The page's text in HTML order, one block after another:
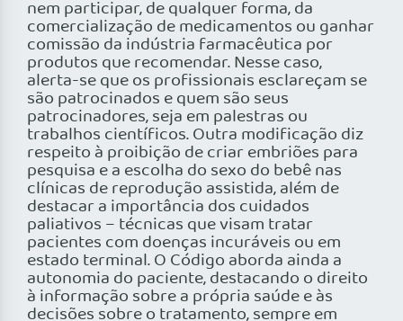
nem participar, de qualquer forma, da
comercialização de medicamentos ou ganhar
comissão da indústria farmacêutica por
produtos que recomendar. Nesse caso,
alerta-se que os profissionais esclareçam se
são patrocinados e quem são seus
patrocinadores, seja em palestras ou
trabalhos científicos. Outra modificação diz
respeito à proibição de criar embriões para
pesquisa e a escolha do sexo do bebê nas
clínicas de reprodução assistida, além de
destacar a importância dos cuidados
paliativos – técnicas que visam tratar
pacientes com doenças incuráveis ou em
estado terminal. O Código aborda ainda a
autonomia do paciente, destacando o direito
à informação sobre a própria saúde e às
decisões sobre o tratamento, sempre em